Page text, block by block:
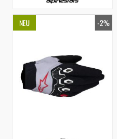
NEU -2%